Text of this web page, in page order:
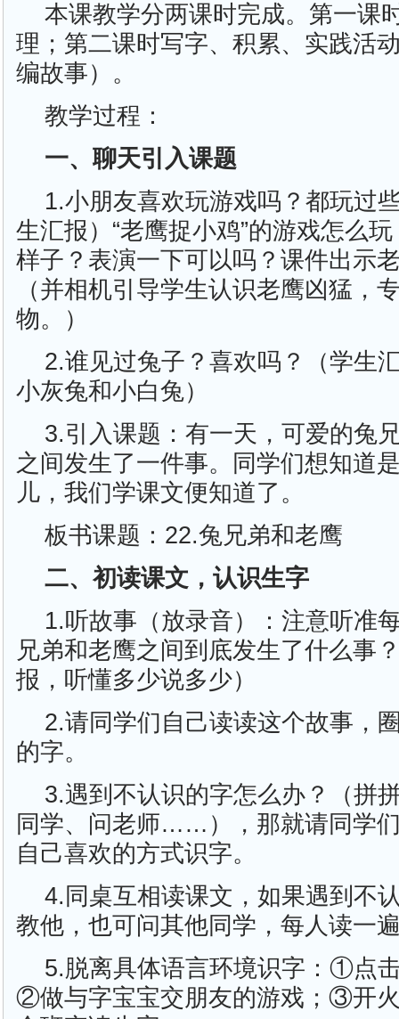
本课教学分两课时完成。第一课
理；第二课时写字、积累、实践活
编故事）。
教学过程：
一、聊天引入课题
1.小朋友喜欢玩游戏吗？都玩过
生汇报）“老鹰捉小鸡”的游戏怎么
样子？表演一下可以吗？课件出示
（并相机引导学生认识老鹰凶猛，
物。）
2.谁见过兔子？喜欢吗？（学生
小灰兔和小白兔）
3.引入课题：有一天，可爱的兔
之间发生了一件事。同学们想知道
儿，我们学课文便知道了。
板书课题：22.兔兄弟和老鹰
二、初读课文，认识生字
1.听故事（放录音）：注意听准
兄弟和老鹰之间到底发生了什么事
报，听懂多少说多少）
2.请同学们自己读读这个故事，
的字。
3.遇到不认识的字怎么办？（拼
同学、问老师……），那就请同学
自己喜欢的方式识字。
4.同桌互相读课文，如果遇到不
教他，也可问其他同学，每人读一
5.脱离具体语言环境识字：①点
②做与字宝宝交朋友的游戏；③开